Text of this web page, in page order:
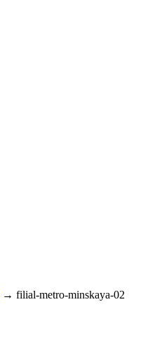
→ filial-metro-minskaya-02